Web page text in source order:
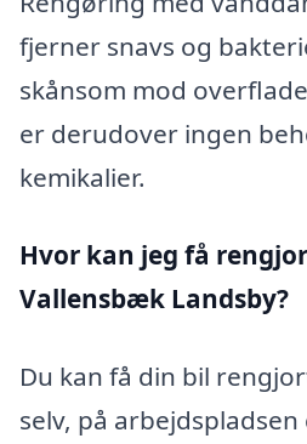
fjerner snavs og
skånsom mod
er derudover ingen
kemikalier.
Hvor kan jeg få
Vallensbæk Landsby?
Du kan få din bil
selv, på